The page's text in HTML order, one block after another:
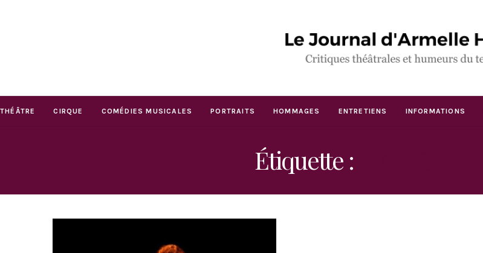
THÉÂTRE CIRQUE COMÉDIES MUSICALES PORTRAITS HOMMAGES ENTRETIENS INFORMATIONS
Étiquette :